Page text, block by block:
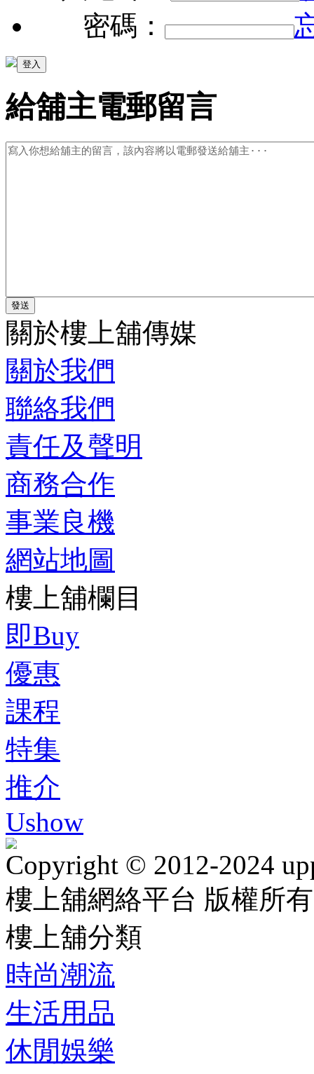
密碼：
給舖主電郵留言
關於樓上舖傳媒
關於我們
聯絡我們
責任及聲明
商務合作
事業良機
網站地圖
樓上舖欄目
即Buy
優惠
課程
特集
推介
Ushow
Copyright © 2012-2024
樓上舖網絡平台 版權所
樓上舖分類
時尚潮流
生活用品
休閒娛樂